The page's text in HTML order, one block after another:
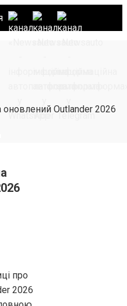
Outlander 2026
про
2026